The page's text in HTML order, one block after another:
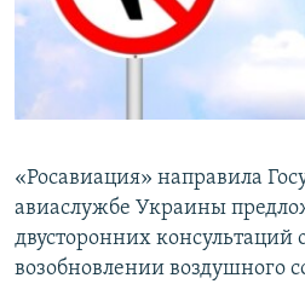
ПОБЕДИТЕЛЕЙ НЕ СУДЯТ?
ПРИСОЕДИНЯЙТЕСЬ!
Все сайты RFE/RL
«Росавиация» направила
авиаслужбе Украины
двусторонних
возобновлении воздушного